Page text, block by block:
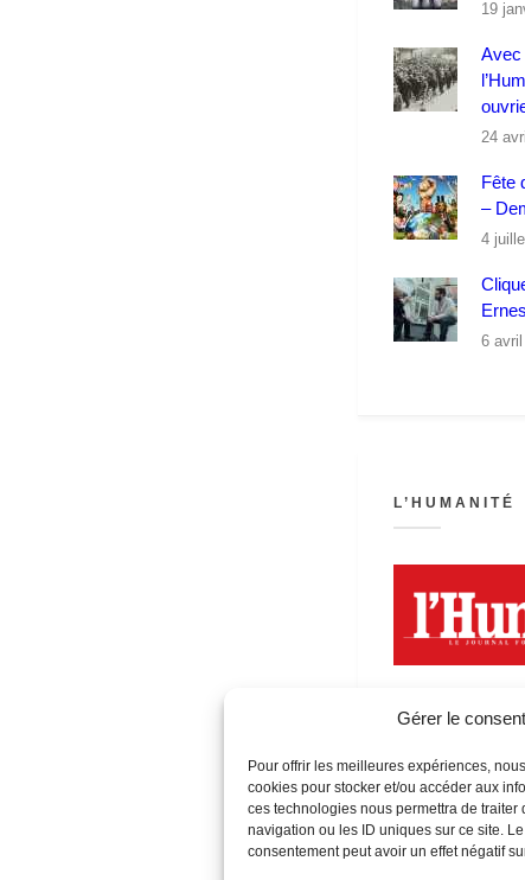
Gérer le
Pour offrir les meilleures expériences,
cookies pour stocker et/ou accéder aux
ces technologies nous permettra de
navigation ou les ID uniques sur ce site.
consentement peut avoir un effet négatif
19
Avec
24
Fête
–
4
6
L’HUMANITÉ
LA FÊTE DE